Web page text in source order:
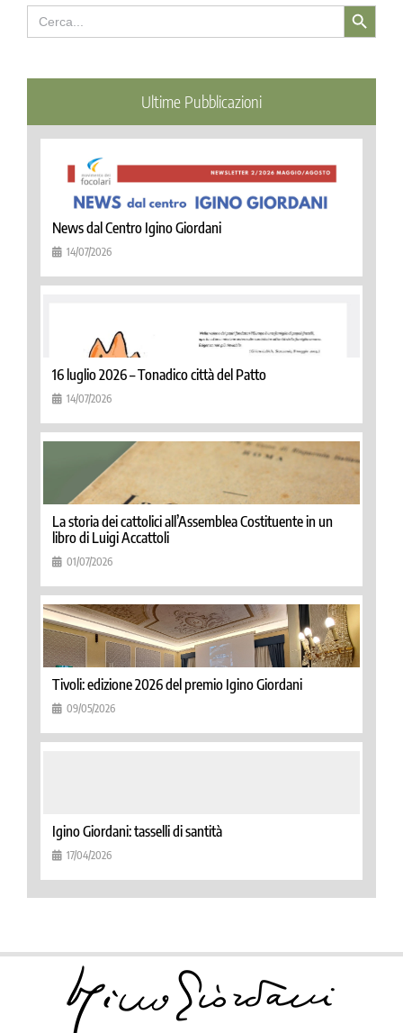
Search
for:
Search Button
Ultime Pubblicazioni
News dal Centro Igino Giordani
14/07/2026
16 luglio 2026 – Tonadico città del Patto
14/07/2026
La storia dei cattolici all’Assemblea Costituente in un
libro di Luigi Accattoli
01/07/2026
Tivoli: edizione 2026 del premio Igino Giordani
09/05/2026
Igino Giordani: tasselli di santità
17/04/2026